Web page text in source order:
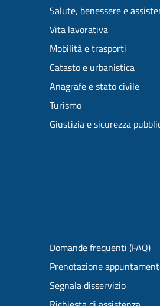
Salute, benessere e
Vita lavorativa
Mobilità e trasporti
Catasto e urbanistica
Anagrafe e stato civile
Turismo
Giustizia e sicurezza
Domande frequenti (FAQ)
Prenotazione
Segnala disservizio